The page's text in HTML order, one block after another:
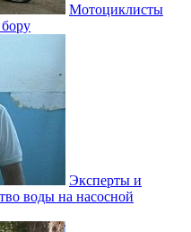
Мотоциклисты
Эксперты и
воды на насосной